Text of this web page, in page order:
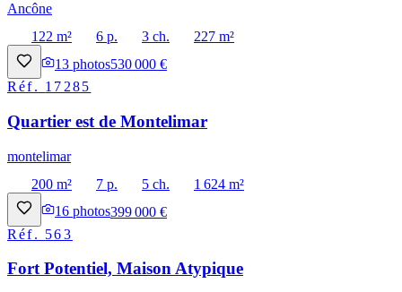
Ancône
122 m²
6 p. 3 ch.
227 m²
13 photos530 000 €
Réf. 17285
Quartier est de Montelimar
montelimar
200 m²
7 p. 5 ch.
1 624 m²
16 photos399 000 €
Réf. 563
Fort Potentiel, Maison Atypique